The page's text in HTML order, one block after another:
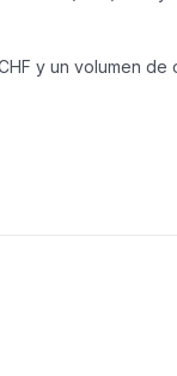
y un volumen